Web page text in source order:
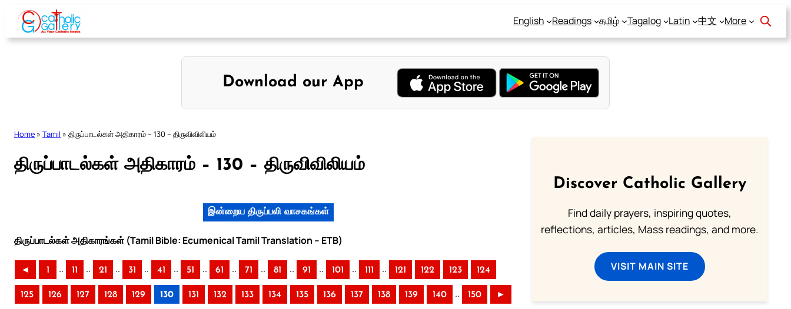
Skip
content
English Readings தமிழ் Tagalog Latin 中文 More
Download our App
Home » Tamil » திருப்பாடல்கள் அதிகாரம் – 130 – திருவிவிலியம்
திருப்பாடல்கள் அதிகாரம் – 130 – திருவிவிலியம்
இன்றைய திருப்பலி வாசகங்கள்
திருப்பாடல்கள் அதிகாரங்கள் (Tamil Bible: Ecumenical Tamil Translation – ETB)
◄ 1 .. 11 .. 21 .. 31 .. 41 .. 51 .. 61 .. 71 .. 81 .. 91 .. 101 .. 111 .. 121 122 123 124
125 126 127 128 129 130 131 132 133 134 135 136 137 138 139 140 .. 150 ►
Discover Catholic Gallery
Find daily prayers, inspiring quotes,
reflections, articles, Mass readings, and more.
VISIT MAIN SITE